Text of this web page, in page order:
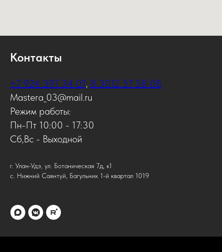
Контакты
+7 924 397 34 07, 8 3012 57 58 08
Mastera_03@mail.ru
Режим работы:
Пн-Пт 10:00 - 17:30
Сб,Вс - Выходной
г. Улан-Удэ, ул. Ботаническая 7д, к1
с. Нижний Саянтуй, Багульник 1-й квартал 1019